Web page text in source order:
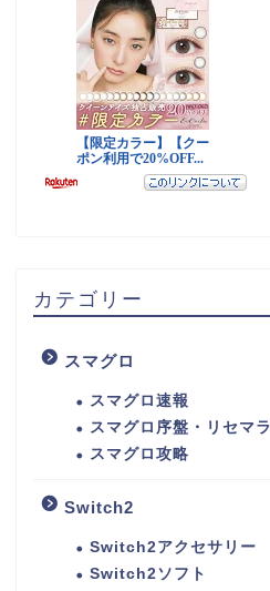
カテゴリー
スマグロ
スマグロ速報
スマグロ序盤・リセマラ
スマグロ攻略
Switch2
Switch2アクセサリー
Switch2ソフト